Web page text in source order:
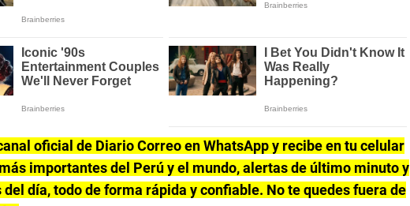
oficial de Diario Correo en WhatsApp y recibe en tu celular
importantes del Perú y el mundo, alertas de último minuto y
del día, todo de forma rápida y confiable. No te quedes fuera de